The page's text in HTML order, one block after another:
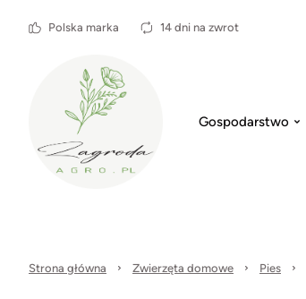
Polska marka 14 dni na zwrot
Gospodarstwo
Strona główna Zwierzęta domowe Pies